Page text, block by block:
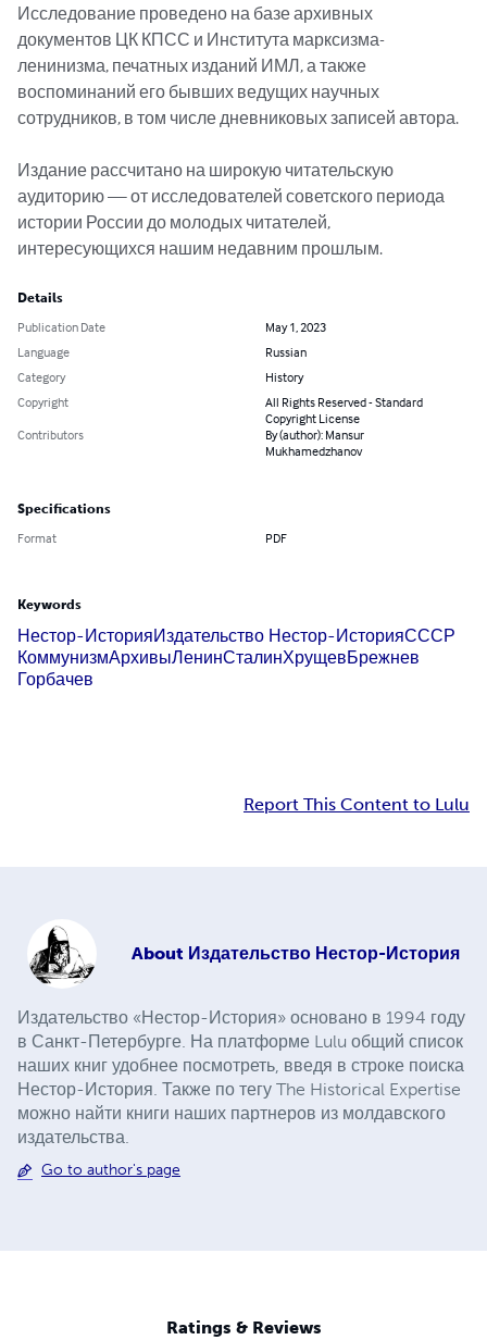
Исследование проведено на базе архивных
документов ЦК КПСС и Института марксизма-
ленинизма, печатных изданий ИМЛ, а также
воспоминаний его бывших ведущих научных
сотрудников, в том числе дневниковых записей автора.
Издание рассчитано на широкую читательскую
аудиторию — от исследователей советского периода
истории России до молодых читателей,
интересующихся нашим недавним прошлым.
Details
Publication Date
May 1, 2023
Language
Russian
Category
History
Copyright
All Rights Reserved - Standard
Copyright License
Contributors
By (author): Mansur
Mukhamedzhanov
Specifications
Format PDF
Keywords
Нестор-ИсторияИздательство Нестор-ИсторияСССР
КоммунизмАрхивыЛенинСталинХрущевБрежнев
Горбачев
Report This Content to Lulu
About Издательство Нестор-История
Издательство «Нестор-История» основано в 1994 году
в Санкт-Петербурге. На платформе Lulu общий список
наших книг удобнее посмотреть, введя в строке поиска
Нестор-История. Также по тегу The Historical Expertise
можно найти книги наших партнеров из молдавского
издательства.
Go to author's page
Ratings & Reviews